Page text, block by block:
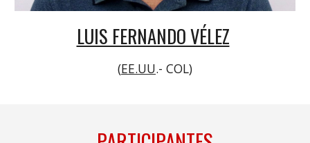
LUIS FERNANDO VÉLEZ
(EE.UU.- COL)